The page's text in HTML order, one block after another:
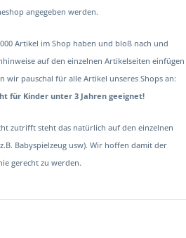
angegeben werden.
Artikel im Shop haben und bloß nach und
auf den einzelnen Artikelseiten einfügen
wir pauschal für alle Artikel unseres Shops an:
für Kinder unter 3 Jahren geeignet!
zutrifft steht das natürlich auf den einzelnen
Babyspielzeug usw). Wir hoffen damit der
gerecht zu werden.